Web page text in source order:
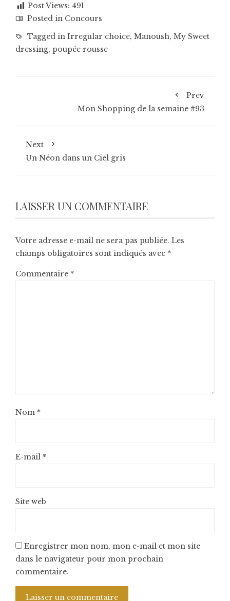
Post Views: 491
Posted in Concours
Tagged in Irregular choice, Manoush, My Sweet
dressing, poupée rousse
Prev
Mon Shopping de la semaine #93
Next
Un Néon dans un Ciel gris
LAISSER UN COMMENTAIRE
Votre adresse e-mail ne sera pas publiée. Les
champs obligatoires sont indiqués avec *
Commentaire *
Nom *
E-mail *
Site web
Enregistrer mon nom, mon e-mail et mon site
dans le navigateur pour mon prochain
commentaire.